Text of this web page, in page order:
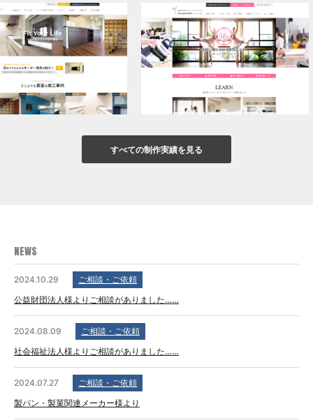
すべての制作実績を見る
NEWS
2024.10.29
ご相談・ご依頼
公益財団法人様よりご相談がありました……
2024.08.09
ご相談・ご依頼
社会福祉法人様よりご相談がありました……
2024.07.27
ご相談・ご依頼
製パン・製菓関連メーカー様より